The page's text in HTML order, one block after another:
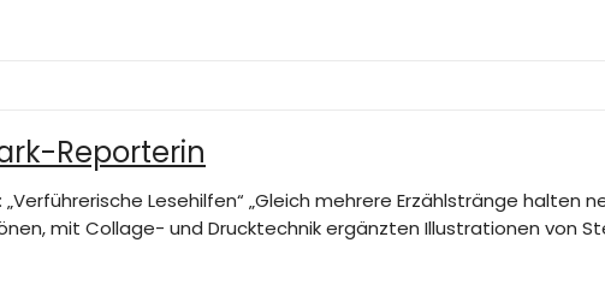
Reporterin
„Verführerische Lesehilfen“ „Gleich mehrere Erzählstränge halten
mit Collage- und Drucktechnik ergänzten Illustrationen von